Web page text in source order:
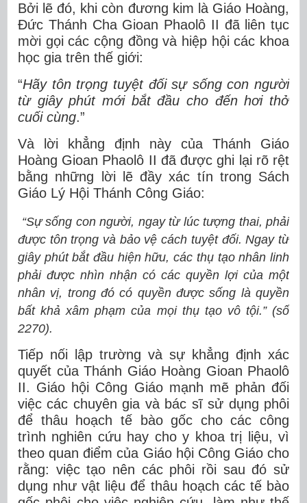
Bởi lẽ đó, khi còn đương kim là Giáo Hoàng,
Đức Thánh Cha Gioan Phaolô II đã liên tục
mời gọi các cộng đồng và hiệp hội các khoa
học gia trên thế giới:
“Hãy tôn trọng tuyệt đối sự sống con người
từ giây phút mới bắt đầu cho đến hơi thở
cuối cùng.”
Và lời khẳng định này của Thánh Giáo
Hoàng Gioan Phaolô II đã được ghi lại rõ rệt
bằng những lời lẽ đầy xác tín trong Sách
Giáo Lý Hội Thánh Công Giáo:
“Sự sống con người, ngay từ lúc tượng thai, phải
được tôn trọng và bảo vệ cách tuyệt đối. Ngay từ
giây phút bắt đầu hiện hữu, các thụ tạo nhân linh
phải được nhìn nhận có các quyền lợi của một
nhân vị, trong đó có quyền được sống là quyền
bất khả xâm phạm của mọi thụ tạo vô tội.” (số
2270).
Tiếp nối lập trường và sự khẳng định xác
quyết của Thánh Giáo Hoàng Gioan Phaolô
II. Giáo hội Công Giáo mạnh mẽ phản đối
việc các chuyên gia và bác sĩ sử dụng phôi
để thâu hoạch tế bào gốc cho các công
trình nghiên cứu hay cho y khoa trị liệu, vì
theo quan điểm của Giáo hội Công Giáo cho
rằng: việc tạo nên các phôi rồi sau đó sử
dụng như vật liệu để thâu hoạch các tế bào